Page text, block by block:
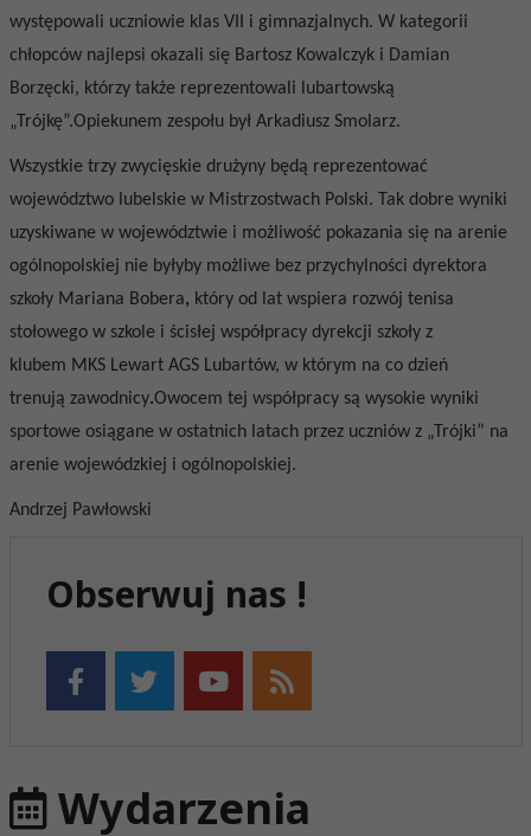
występowali uczniowie klas VII i gimnazjalnych. W kategorii
chłopców najlepsi okazali się Bartosz Kowalczyk i Damian
Borzęcki, którzy także reprezentowali lubartowską
„Trójkę”.Opiekunem zespołu był Arkadiusz Smolarz.
Wszystkie trzy zwycięskie drużyny będą reprezentować
województwo lubelskie w Mistrzostwach Polski. Tak dobre wyniki
uzyskiwane w województwie i możliwość pokazania się na arenie
ogólnopolskiej nie byłyby możliwe bez przychylności dyrektora
szkoły Mariana Bobera, który od lat wspiera rozwój tenisa
stołowego w szkole i ścisłej współpracy dyrekcji szkoły z
klubem MKS Lewart AGS Lubartów, w którym na co dzień
trenują zawodnicy.Owocem tej współpracy są wysokie wyniki
sportowe osiągane w ostatnich latach przez uczniów z „Trójki” na
arenie wojewódzkiej i ogólnopolskiej.
Andrzej Pawłowski
Obserwuj nas !
Wydarzenia